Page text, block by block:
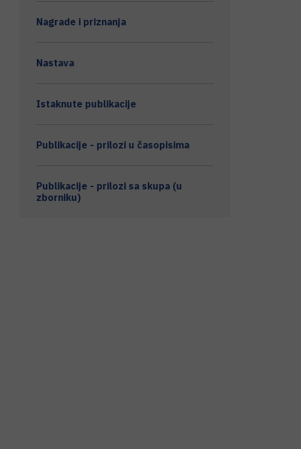
Nagrade i priznanja
Nastava
Istaknute publikacije
Publikacije - prilozi u časopisima
Publikacije - prilozi sa skupa (u
zborniku)